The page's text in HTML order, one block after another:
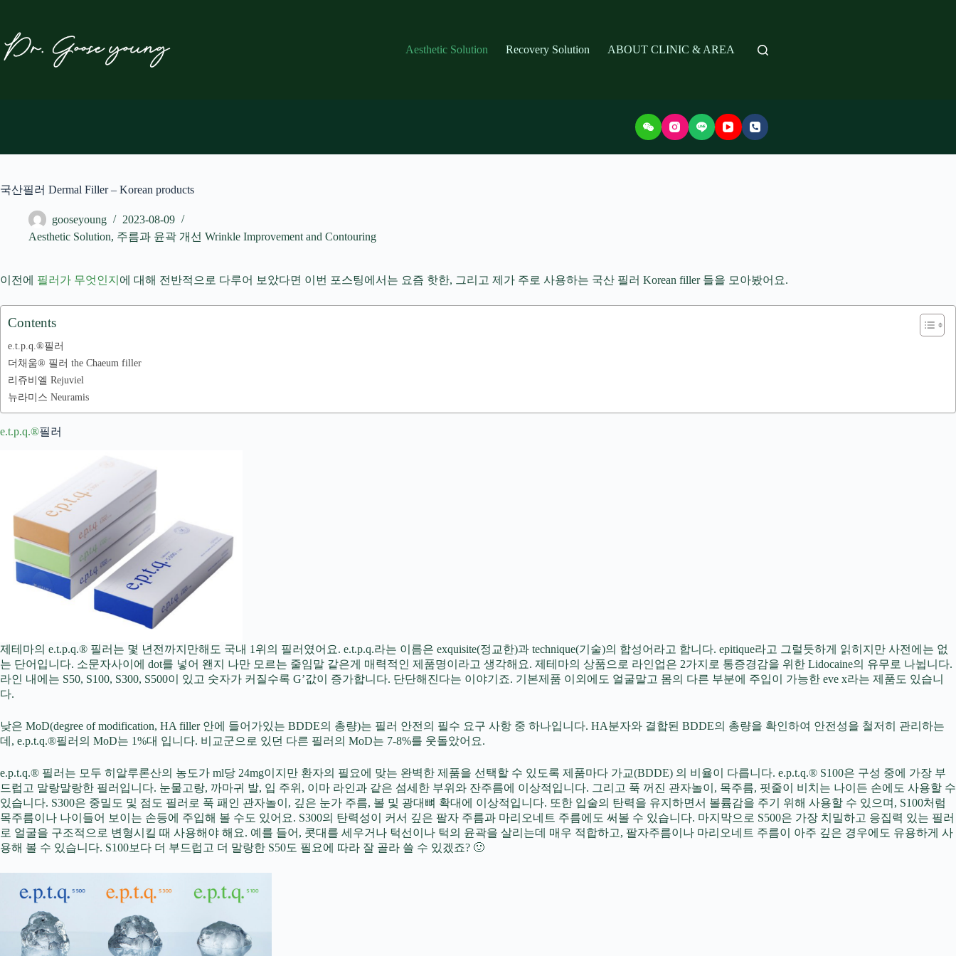
로
Aesthetic Solution Recovery Solution ABOUT CLINIC & AREA
국산필러 Dermal Filler – Korean products
gooseyoung
2023-08-09
Aesthetic Solution, 주름과 윤곽 개선 Wrinkle Improvement and Contouring
이전에 필러가 무엇인지 에 대해 전반적으로 다루어 보았다면 이번 포스팅에서는 요즘 핫한, 그리고 제가 주로 사용하는 국산 필러 Korean filler 들을 모아봤어요.
Contents
e.t.p.q.®필러
더채움® 필러 the Chaeum filler
리쥬비엘 Rejuviel
뉴라미스 Neuramis
e.t.p.q.®필러
제테마의 e.t.p.q.® 필러는 몇 년전까지만해도 국내 1위의 필러였어요. e.t.p.q.라는 이름은 exquisite(정교한)과 technique(기술)의 합성어라고 합니다. epitique라고 그럴듯하게 읽히지만 사전에는 없
는 단어입니다. 소문자사이에 dot를 넣어 왠지 나만 모르는 줄임말 같은게 매력적인 제품명이라고 생각해요. 제테마의 상품으로 라인업은 2가지로 통증경감을 위한 Lidocaine의 유무로 나뉩니다.
라인 내에는 S50, S100, S300, S500이 있고 숫자가 커질수록 G’값이 증가합니다. 단단해진다는 이야기죠. 기본제품 이외에도 얼굴말고 몸의 다른 부분에 주입이 가능한 eve x라는 제품도 있습니
다.
낮은 MoD(degree of modification, HA filler 안에 들어가있는 BDDE의 총량)는 필러 안전의 필수 요구 사항 중 하나입니다. HA분자와 결합된 BDDE의 총량을 확인하여 안전성을 철저히 관리하는
데, e.p.t.q.®필러의 MoD는 1%대 입니다. 비교군으로 있던 다른 필러의 MoD는 7-8%를 웃돌았어요.
e.p.t.q.® 필러는 모두 히알루론산의 농도가 ml당 24mg이지만 환자의 필요에 맞는 완벽한 제품을 선택할 수 있도록 제품마다 가교(BDDE) 의 비율이 다릅니다. e.p.t.q.® S100은 구성 중에 가장 부
드럽고 말랑말랑한 필러입니다. 눈물고랑, 까마귀 발, 입 주위, 이마 라인과 같은 섬세한 부위와 잔주름에 이상적입니다. 그리고 푹 꺼진 관자놀이, 목주름, 핏줄이 비치는 나이든 손에도 사용할 수
있습니다. S300은 중밀도 및 점도 필러로 푹 패인 관자놀이, 깊은 눈가 주름, 볼 및 광대뼈 확대에 이상적입니다. 또한 입술의 탄력을 유지하면서 볼륨감을 주기 위해 사용할 수 있으며, S100처럼
목주름이나 나이들어 보이는 손등에 주입해 볼 수도 있어요. S300의 탄력성이 커서 깊은 팔자 주름과 마리오네트 주름에도 써볼 수 있습니다. 마지막으로 S500은 가장 치밀하고 응집력 있는 필러
로 얼굴을 구조적으로 변형시킬 때 사용해야 해요. 예를 들어, 콧대를 세우거나 턱선이나 턱의 윤곽을 살리는데 매우 적합하고, 팔자주름이나 마리오네트 주름이 아주 깊은 경우에도 유용하게 사
용해 볼 수 있습니다. S100보다 더 부드럽고 더 말랑한 S50도 필요에 따라 잘 골라 쓸 수 있겠죠? 🙂